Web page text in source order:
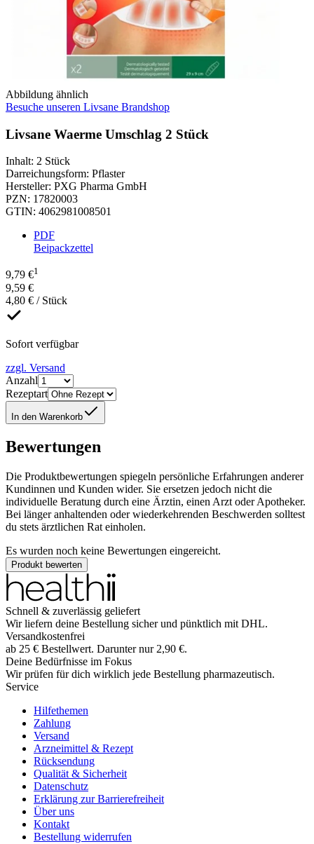
Abbildung ähnlich
Besuche unseren Livsane Brandshop
Livsane Waerme Umschlag 2 Stück
Inhalt: 2 Stück
Darreichungsform: Pflaster
Hersteller: PXG Pharma GmbH
PZN: 17820003
GTIN: 4062981008501
PDF
Beipackzettel
9,79 €1
9,59 €
4,80 € / Stück
Sofort verfügbar
zzgl. Versand
Anzahl
Rezeptart
In den Warenkorb
Bewertungen
Die Produktbewertungen spiegeln persönliche Erfahrungen anderer
Kundinnen und Kunden wider. Sie ersetzen jedoch nicht die
individuelle Beratung durch eine Ärztin, einen Arzt oder Apotheker.
Bei länger anhaltenden oder wiederkehrenden Beschwerden solltest
du stets ärztlichen Rat einholen.
Es wurden noch keine Bewertungen eingereicht.
Produkt bewerten
Schnell & zuverlässig geliefert
Wir liefern deine Bestellung sicher und pünktlich mit DHL.
Versandkostenfrei
ab 25 € Bestellwert. Darunter nur 2,90 €.
Deine Bedürfnisse im Fokus
Wir prüfen für dich wirklich jede Bestellung pharmazeutisch.
Service
Hilfethemen
Zahlung
Versand
Arzneimittel & Rezept
Rücksendung
Qualität & Sicherheit
Datenschutz
Erklärung zur Barrierefreiheit
Über uns
Kontakt
Bestellung widerrufen